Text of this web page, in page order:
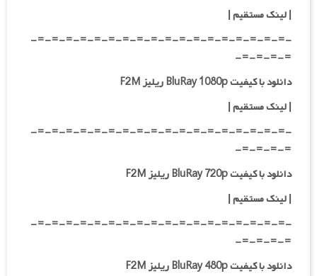
|لینک مستقیم|
-=-=-=-=-=-=-=-=-=-=-=-=-=-=-=-=-=-=-
=-=-=-=-
دانلود با کیفیت BluRay 1080p ریلیز F2M
|لینک مستقیم|
-=-=-=-=-=-=-=-=-=-=-=-=-=-=-=-=-=-=-
=-=-=-=-
دانلود با کیفیت BluRay 720p ریلیز F2M
| لینک مستقیم|
-=-=-=-=-=-=-=-=-=-=-=-=-=-=-=-=-=-=-
=-=-=-=-
دانلود با کیفیت BluRay 480p ریلیز F2M